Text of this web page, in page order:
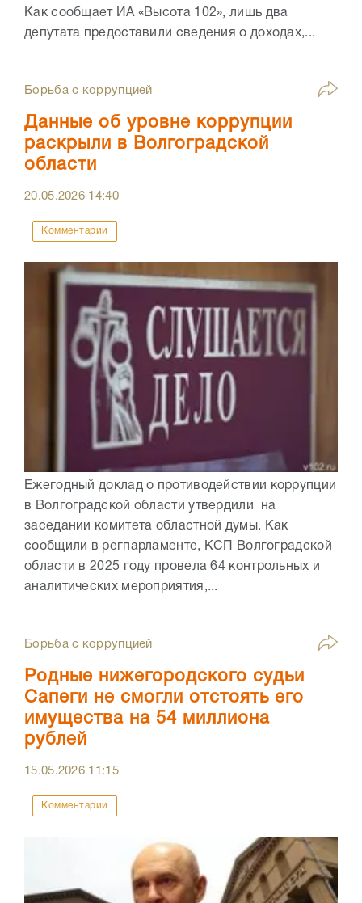
Как сообщает ИА «Высота 102», лишь два
депутата предоставили сведения о доходах,...
Борьба с коррупцией
Данные об уровне коррупции
раскрыли в Волгоградской
области
20.05.2026 14:40
Комментарии
Ежегодный доклад о противодействии коррупции
в Волгоградской области утвердили на
заседании комитета областной думы. Как
сообщили в регпарламенте, КСП Волгоградской
области в 2025 году провела 64 контрольных и
аналитических мероприятия,...
Борьба с коррупцией
Родные нижегородского судьи
Сапеги не смогли отстоять его
имущества на 54 миллиона
рублей
15.05.2026 11:15
Комментарии